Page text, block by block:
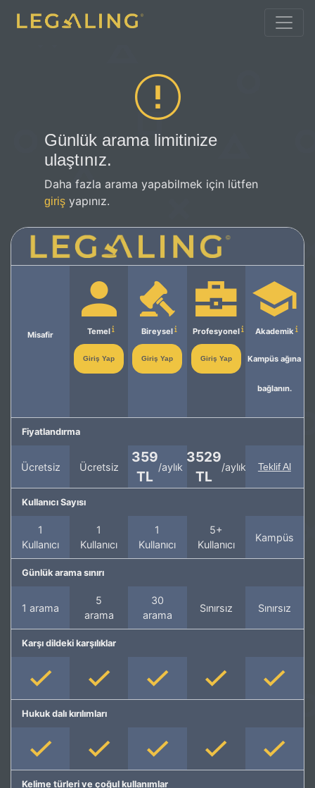
Günlük arama limitinize
ulaştınız.
Daha fazla arama yapabilmek için lütfen
giriş yapınız.
Misafir Temel
Giriş Yap
Bireysel
Giriş Yap
Profesyonel
Giriş Yap
Akademik
Kampüs ağına
bağlanın.
Fiyatlandırma
Ücretsiz Ücretsiz
359
TL
/aylık
3529
TL
/aylık Teklif Al
Kullanıcı Sayısı
1
Kullanıcı
1
Kullanıcı
1
Kullanıcı
5+
Kullanıcı
Kampüs
Günlük arama sınırı
1 arama
5
arama
30
arama
Sınırsız Sınırsız
Karşı dildeki karşılıklar
Hukuk dalı kırılımları
Kelime türleri ve çoğul kullanımlar